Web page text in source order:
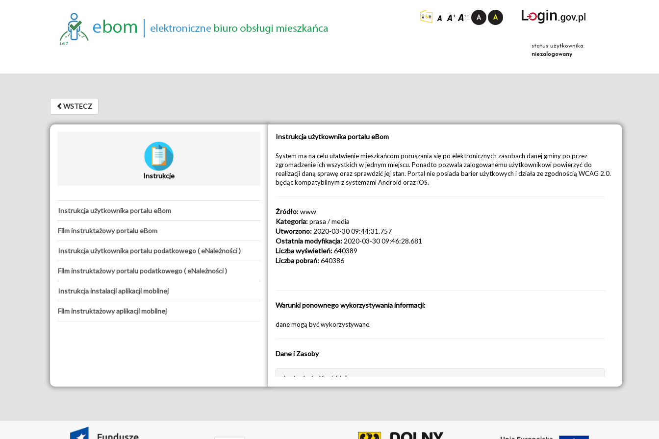
1.6.7
status użytkownika:
niezalogowany
WSTECZWSTECZ
Instrukcje
Instrukcja użytkownika portalu eBom
Film instruktażowy portalu eBom
Instrukcja użytkownika portalu podatkowego ( eNależności )
Film instruktażowy portalu podatkowego ( eNależności )
Instrukcja instalacji aplikacji mobilnej
Film instruktażowy aplikacji mobilnej
Instrukcja użytkownika portalu eBom
System ma na celu ułatwienie mieszkańcom poruszania się po elektronicznych zasobach danej gminy po przez
zgromadzenie ich wszystkich w jednym miejscu. Ponadto pozwala zalogowanemu użytkownikowi powierzyć do
realizacji daną sprawę oraz sprawdzić jej stan. Portal nie posiada barier użytkowych i działa ze zgodnością WCAG 2.0.
będąc kompatybilnym z systemami Android oraz iOS.
Źródło:www
Kategoria:prasa / media
Utworzono: 2020-03-30 09:44:31.757
Ostatnia modyfikacja: 2020-03-30 09:46:28.681
Liczba wyświetleń:640389
Liczba pobrań:640386
Warunki ponownego wykorzystywania informacji:
dane mogą być wykorzystywane.
Dane i Zasoby
Instrukcja Kart Usług